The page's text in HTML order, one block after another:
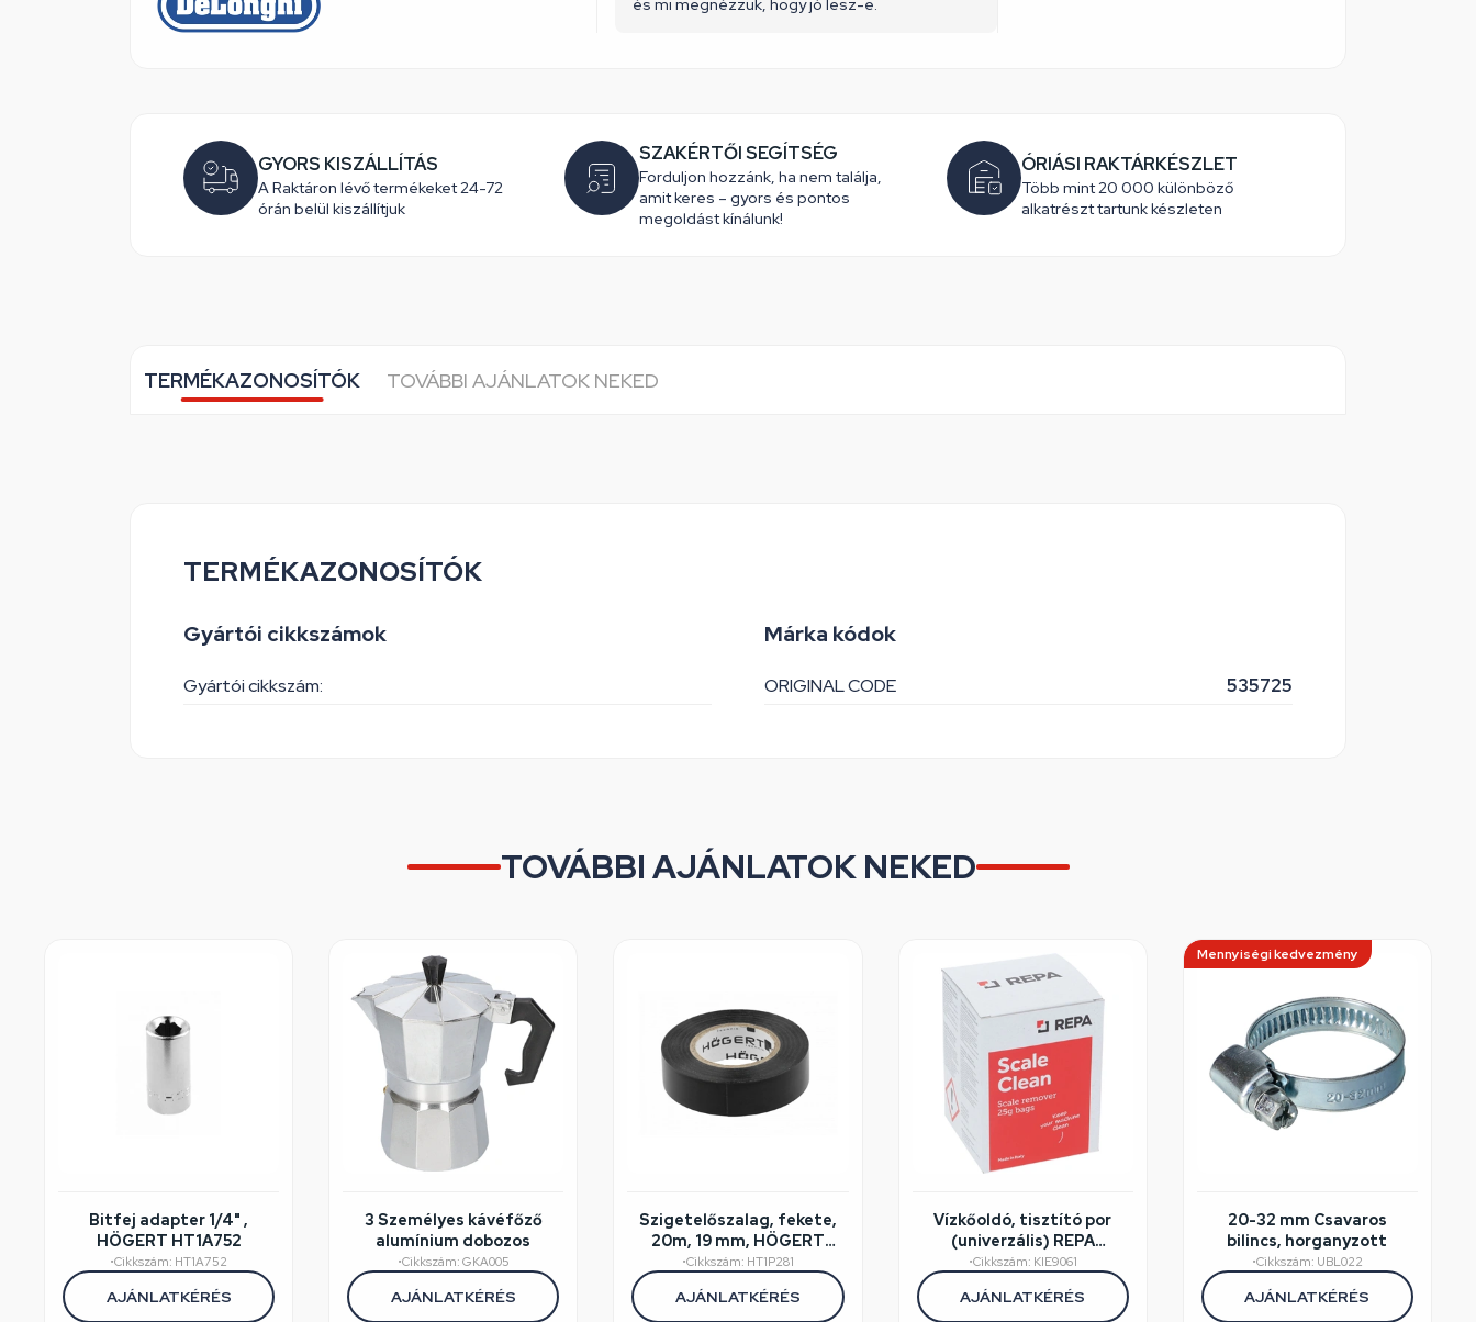
A Raktáron lévő termékeket 24-72
órán belül kiszállítjuk
Forduljon hozzánk, ha nem találja,
amit keres – gyors és pontos
megoldást kínálunk!
Több mint 20 000 különböző
alkatrészt tartunk készleten
TERMÉKAZONOSÍTÓK
TOVÁBBI AJÁNLATOK NEKED
HÖGERT HT1A752
•Cikkszám: HT1A752
AJÁNLATKÉRÉS
alumínium dobozos
•Cikkszám: GKA005
AJÁNLATKÉRÉS
20m, 19 mm, HÖGERT
HT1P281
•Cikkszám: HT1P281
AJÁNLATKÉRÉS
(univerzális) REPA
kávégép (CS=12db)
•Cikkszám: KIE9061
AJÁNLATKÉRÉS
bilincs, horganyzott
•Cikkszám: UBL022
AJÁNLATKÉRÉS